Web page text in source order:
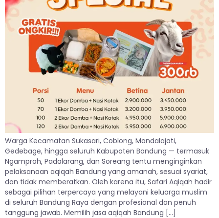
Warga Kecamatan Sukasari, Coblong, Mandalajati,
Gedebage, hingga seluruh Kabupaten Bandung — termasuk
Ngamprah, Padalarang, dan Soreang tentu menginginkan
pelaksanaan aqiqah Bandung yang amanah, sesuai syariat,
dan tidak memberatkan. Oleh karena itu, Safari Aqiqah hadir
sebagai pilihan terpercaya yang melayani keluarga muslim
di seluruh Bandung Raya dengan profesional dan penuh
tanggung jawab. Memilih jasa aqiqah Bandung […]